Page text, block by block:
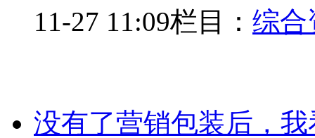
11-27 11:09栏目： 综合
没有了营销包装后，